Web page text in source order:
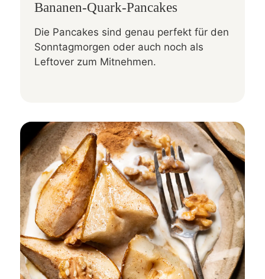
Bananen-Quark-Pancakes
Die Pancakes sind genau perfekt für den
Sonntagmorgen oder auch noch als
Leftover zum Mitnehmen.